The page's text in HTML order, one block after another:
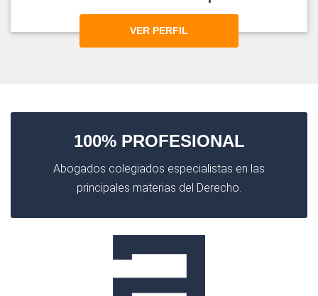
VER PERFIL
100% PROFESIONAL
Abogados colegiados especialistas en las
principales materias del Derecho.